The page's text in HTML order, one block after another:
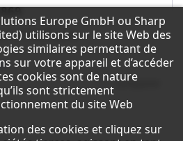
Format Display
comparer
la protection des
Europe GmbH ou Sharp
utilisons sur le site Web des
similaires permettant de
sur votre appareil et d’accéder
cookies sont de nature
sont strictement
du site Web
des cookies et cliquez sur